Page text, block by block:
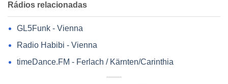
Rádios relacionadas
GL5Funk - Vienna
Radio Habibi - Vienna
timeDance.FM - Ferlach / Kärnten/Carinthia